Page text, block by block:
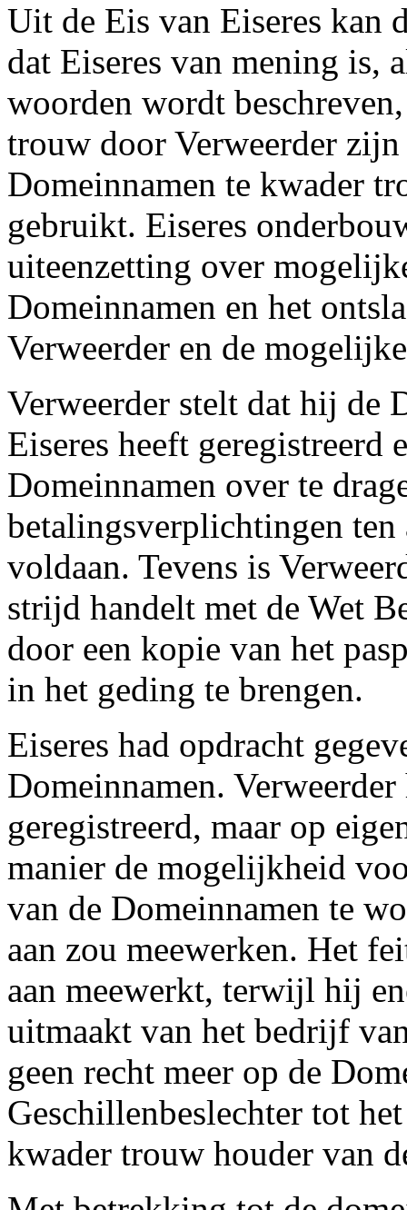
Uit de Eis van Eiseres kan
dat Eiseres van mening is,
woorden wordt
trouw door Verweerder zijn
Domeinnamen te kwader
gebruikt. Eiseres
uiteenzetting over
Domeinnamen en het
Verweerder en de
Verweerder stelt dat hij de
Eiseres heeft geregistreerd
Domeinnamen over te
betalingsverplichtingen ten
voldaan. Tevens is
strijd handelt met de Wet
door een kopie van het
in het geding te brengen.
Eiseres had opdracht
Domeinnamen.
geregistreerd, maar op
manier de mogelijkheid
van de Domeinnamen te
aan zou meewerken. Het
aan meewerkt, terwijl hij
uitmaakt van het bedrijf
geen recht meer op de
Geschillenbeslechter tot
kwader trouw houder van